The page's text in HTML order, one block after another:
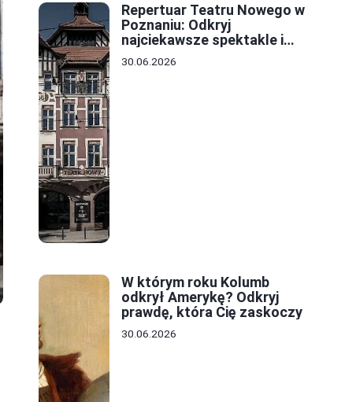
Repertuar Teatru Nowego w
Poznaniu: Odkryj
najciekawsze spektakle i
wydarzenia tej sezonu
30.06.2026
W którym roku Kolumb
odkrył Amerykę? Odkryj
prawdę, która Cię zaskoczy
30.06.2026